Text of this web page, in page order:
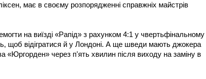
має в своєму розпорядженні справжніх майстрів
на виїзді «Рапід» з рахунком 4:1 у чвертьфінальному
щоб відігратися й у Лондоні. А ще шведи мають джокера
«Юргорден» через п'ять хвилин після виходу на заміну в